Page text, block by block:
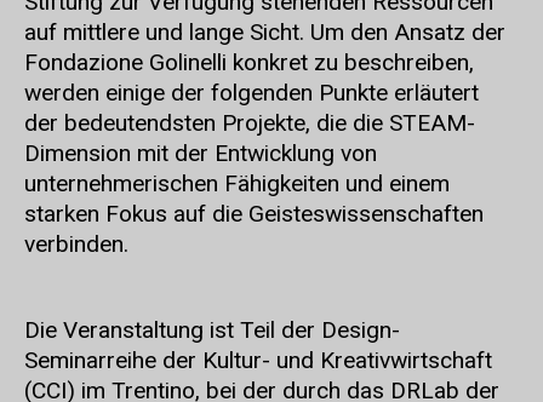
auf mittlere und lange Sicht. Um den Ansatz der
Fondazione Golinelli konkret zu beschreiben,
werden einige der folgenden Punkte erläutert
der bedeutendsten Projekte, die die STEAM-
Dimension mit der Entwicklung von
unternehmerischen Fähigkeiten und einem
starken Fokus auf die Geisteswissenschaften
verbinden.
Die Veranstaltung ist Teil der Design-
Seminarreihe der Kultur- und Kreativwirtschaft
(CCI) im Trentino, bei der durch das DRLab der